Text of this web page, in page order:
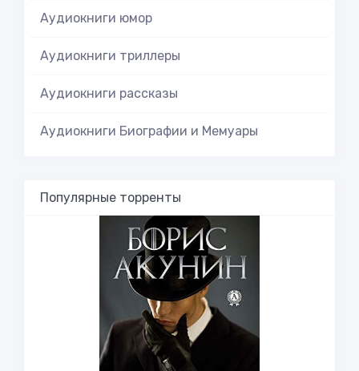
Аудиокниги юмор
Аудиокниги триллеры
Аудиокниги рассказы
Аудиокниги Биографии и Мемуары
Популярные торренты